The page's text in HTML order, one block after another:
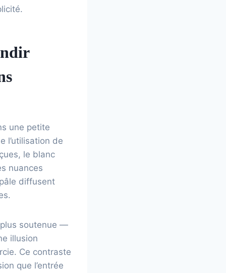
une petite
l’utilisation de
le blanc
nuances
diffusent
soutenue —
illusion
Ce contraste
que l’entrée